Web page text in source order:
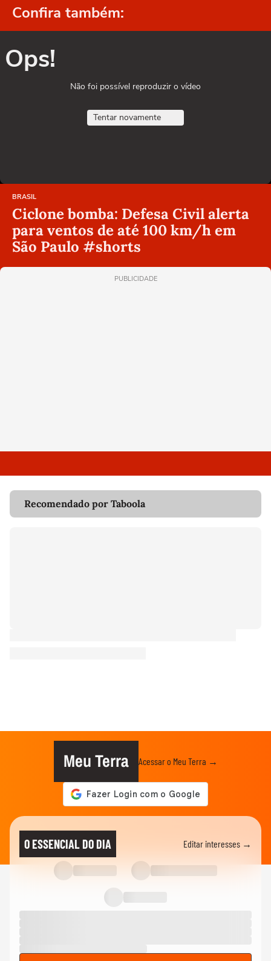
Confira também:
Ops!
Não foi possível reproduzir o vídeo
Tentar novamente
BRASIL
Ciclone bomba: Defesa Civil alerta
para ventos de até 100 km/h em
São Paulo #shorts
PUBLICIDADE
Recomendado por Taboola
Meu Terra Acessar o Meu Terra →
O ESSENCIAL DO DIA Editar interesses →